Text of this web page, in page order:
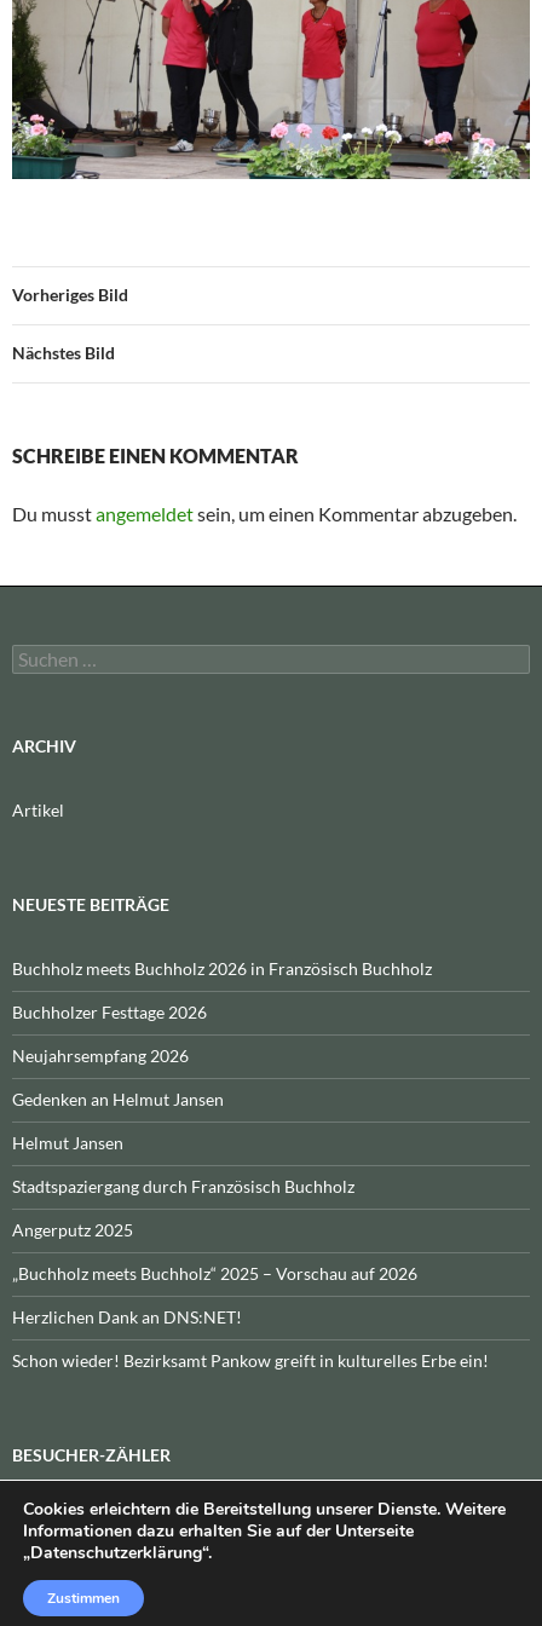
Vorheriges Bild
Nächstes Bild
SCHREIBE EINEN KOMMENTAR
Du musstangemeldetsein, um einen Kommentar abzugeben.
Suchen
nach:
ARCHIV
Artikel
NEUESTE BEITRÄGE
Buchholz meets Buchholz 2026 in Französisch Buchholz
Buchholzer Festtage 2026
Neujahrsempfang 2026
Gedenken an Helmut Jansen
Helmut Jansen
Stadtspaziergang durch Französisch Buchholz
Angerputz 2025
„Buchholz meets Buchholz“ 2025 – Vorschau auf 2026
Herzlichen Dank an DNS:NET!
Schon wieder! Bezirksamt Pankow greift in kulturelles Erbe ein!
BESUCHER-ZÄHLER
Heute:_\n\nInsgesamt:_
Datenschutzerklärung
Cookies erleichtern die Bereitstellung unserer Dienste. Weitere
Informationen dazu erhalten Sie auf der Unterseite
„Datenschutzerklärung“.
Zustimmen